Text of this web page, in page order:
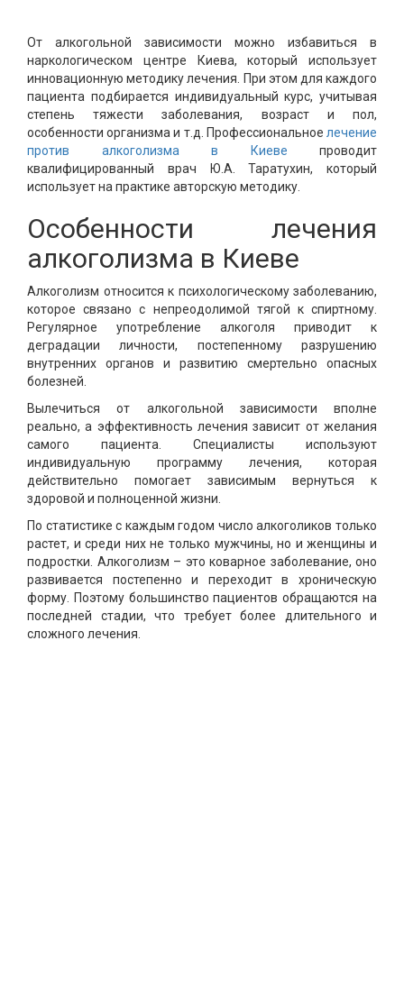
От алкогольной зависимости можно избавиться в
наркологическом центре Киева, который использует
инновационную методику лечения. При этом для каждого
пациента подбирается индивидуальный курс, учитывая
степень тяжести заболевания, возраст и пол,
особенности организма и т.д. Профессиональное лечение
против алкоголизма в Киеве проводит
квалифицированный врач Ю.А. Таратухин, который
использует на практике авторскую методику.
Особенности лечения
алкоголизма в Киеве
Алкоголизм относится к психологическому заболеванию,
которое связано с непреодолимой тягой к спиртному.
Регулярное употребление алкоголя приводит к
деградации личности, постепенному разрушению
внутренних органов и развитию смертельно опасных
болезней.
Вылечиться от алкогольной зависимости вполне
реально, а эффективность лечения зависит от желания
самого пациента. Специалисты используют
индивидуальную программу лечения, которая
действительно помогает зависимым вернуться к
здоровой и полноценной жизни.
По статистике с каждым годом число алкоголиков только
растет, и среди них не только мужчины, но и женщины и
подростки. Алкоголизм – это коварное заболевание, оно
развивается постепенно и переходит в хроническую
форму. Поэтому большинство пациентов обращаются на
последней стадии, что требует более длительного и
сложного лечения.